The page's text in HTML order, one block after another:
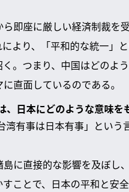
即座に厳しい経済制裁を
より、「平和的な統一」
。つまり、中国はどのよ
直面しているのである。
日本にどのような意味を
有事は日本有事」とい
に直接的な影響を及ぼし
ことで、日本の平和と安